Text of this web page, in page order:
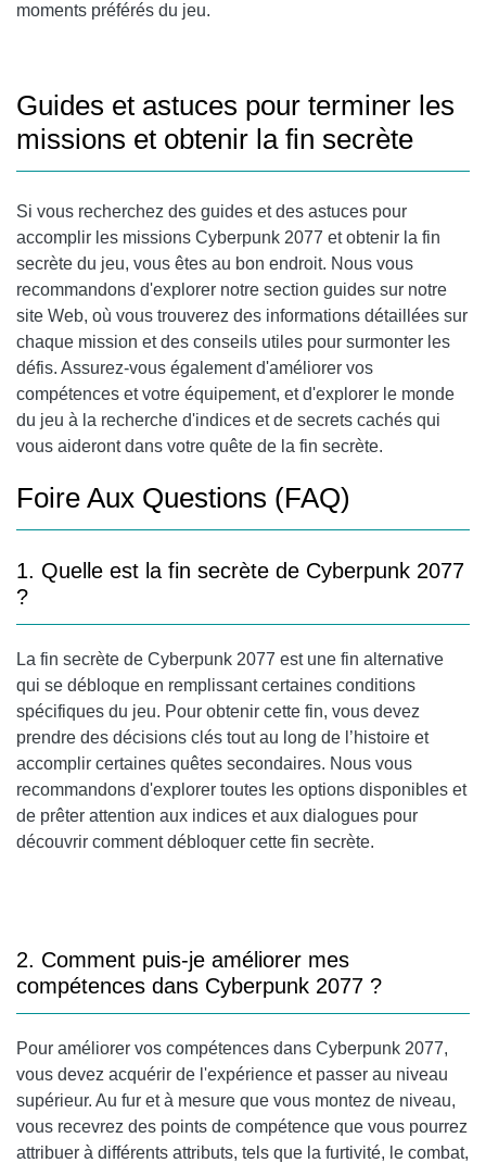
moments préférés du jeu.
Guides et astuces pour terminer les
missions et obtenir la fin secrète
Si vous recherchez des guides et des astuces pour
accomplir les missions Cyberpunk 2077 et obtenir la fin
secrète du jeu, vous êtes au bon endroit. Nous vous
recommandons d'explorer notre section guides sur notre
site Web, où vous trouverez des informations détaillées sur
chaque mission et des conseils utiles pour surmonter les
défis. Assurez-vous également d'améliorer vos
compétences et votre équipement, et d'explorer le monde
du jeu à la recherche d'indices et de secrets cachés qui
vous aideront dans votre quête de la fin secrète.
Foire Aux Questions (FAQ)
1. Quelle est la fin secrète de Cyberpunk 2077
?
La fin secrète de Cyberpunk 2077 est une fin alternative
qui se débloque en remplissant certaines conditions
spécifiques du jeu. Pour obtenir cette fin, vous devez
prendre des décisions clés tout au long de l’histoire et
accomplir certaines quêtes secondaires. Nous vous
recommandons d'explorer toutes les options disponibles et
de prêter attention aux indices et aux dialogues pour
découvrir comment débloquer cette fin secrète.
2. Comment puis-je améliorer mes
compétences dans Cyberpunk 2077 ?
Pour améliorer vos compétences dans Cyberpunk 2077,
vous devez acquérir de l'expérience et passer au niveau
supérieur. Au fur et à mesure que vous montez de niveau,
vous recevrez des points de compétence que vous pourrez
attribuer à différents attributs, tels que la furtivité, le combat,